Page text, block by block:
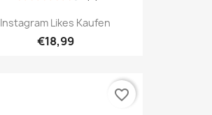
Instagram Likes Kaufen
€18,99
favorite_border